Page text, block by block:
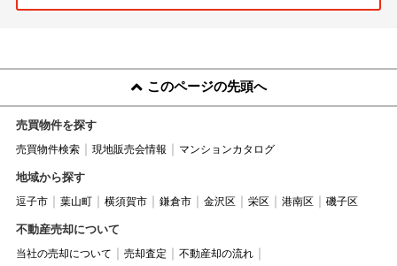
このページの先頭へ
売買物件を探す
売買物件検索 現地販売会情報 マンションカタログ
地域から探す
逗子市 葉山町 横須賀市 鎌倉市 金沢区 栄区 港南区 磯子区
不動産売却について
当社の売却について 売却査定
不動産却の流れ